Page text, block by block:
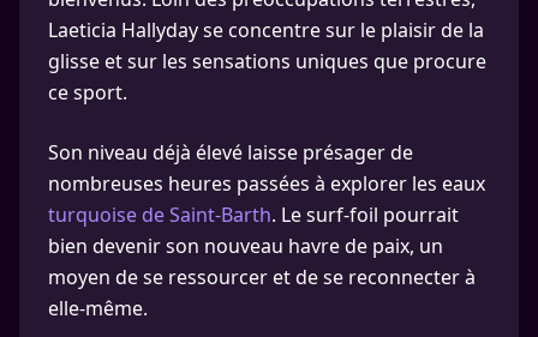
Laeticia Hallyday se concentre sur le plaisir de la
glisse et sur les sensations uniques que procure
ce sport.
Son niveau déjà élevé laisse présager de
nombreuses heures passées à explorer les eaux
turquoise de Saint-Barth. Le surf-foil pourrait
bien devenir son nouveau havre de paix, un
moyen de se ressourcer et de se reconnecter à
elle-même.